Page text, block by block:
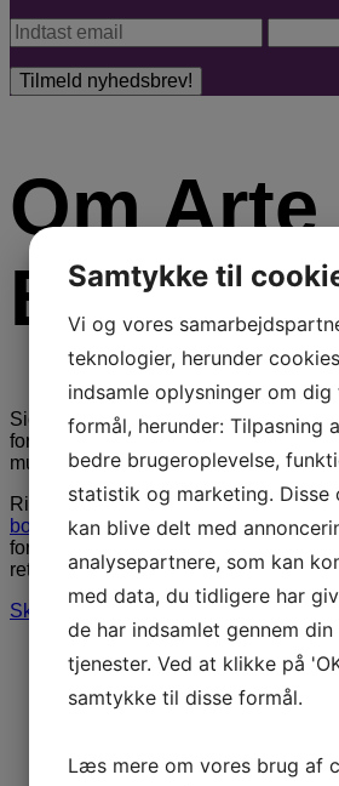
Om Arte
Booking
Siden 1946 har ARTE Booking
foredragsholdere, underholdning,
musik.
Ring til os på3848 1400eller send en
booking@artebooking.dk. Vi tilbyder
formidling. Vi glæder os til at hjælpe
rette person til jeres næste
Skriv til os via formular
Samtykke til
Vi og vores
teknologier, herunder
indsamle oplysninger om
formål, herunder: Tilpasning
bedre brugeroplevelse,
statistik og marketing. Disse
kan blive delt med
analysepartnere, som kan
med data, du tidligere har
de har indsamlet gennem
tjenester. Ved at klikke på
samtykke til disse formål.
Læs mere om vores brug af